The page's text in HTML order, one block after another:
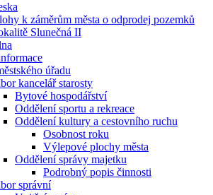
k záměrům města o odprodej pozemků
Slunečná II
úřadu
kancelář starosty
Bytové hospodářství
Oddělení sportu a rekreace
Oddělení kultury a cestovního ruchu
Osobnost roku
Výlepové plochy města
Oddělení správy majetku
Podrobný popis činnosti
správní